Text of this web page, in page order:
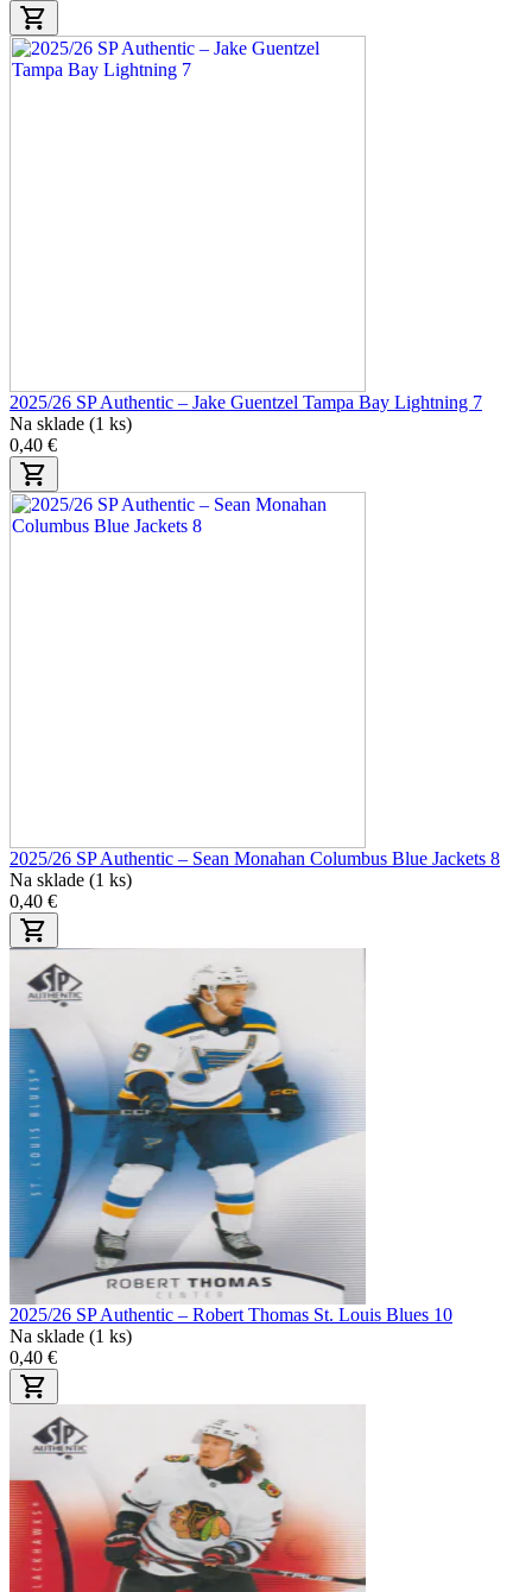
2025/26 SP Authentic – Jake Guentzel Tampa Bay Lightning 7
Na sklade (1 ks)
0,40 €
2025/26 SP Authentic – Sean Monahan Columbus Blue Jackets 8
Na sklade (1 ks)
0,40 €
2025/26 SP Authentic – Robert Thomas St. Louis Blues 10
Na sklade (1 ks)
0,40 €